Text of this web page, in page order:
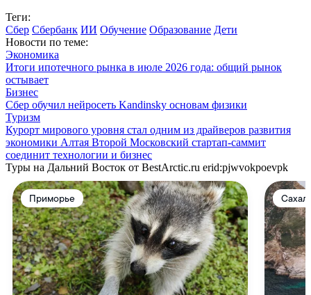
Теги:
Сбер Сбербанк ИИ Обучение Образование Дети
Новости по теме:
Экономика
Итоги ипотечного рынка в июле 2026 года: общий рынок
остывает
Бизнес
Сбер обучил нейросеть Kandinsky основам физики
Туризм
Курорт мирового уровня стал одним из драйверов развития
экономики Алтая Второй Московский стартап-саммит
соединит технологии и бизнес
Туры на Дальний Восток от BestArctic.ru erid:pjwvokpoevpk